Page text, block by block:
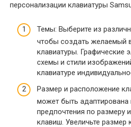
персонализации клавиатуры
Темы: Выберите из
чтобы создать желаемый
клавиатуры. Графические
схемы и стили
клавиатуре
Размер и расположение
может быть адаптирована
предпочтения по размеру
клавиш. Увеличьте размер